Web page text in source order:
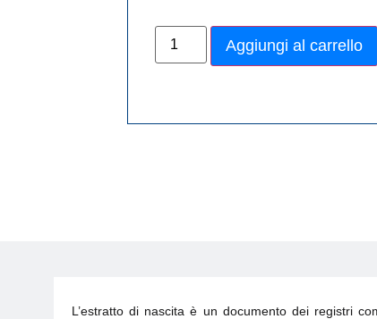
Aggiungi al carrello
L’estratto di nascita è un documento dei registri